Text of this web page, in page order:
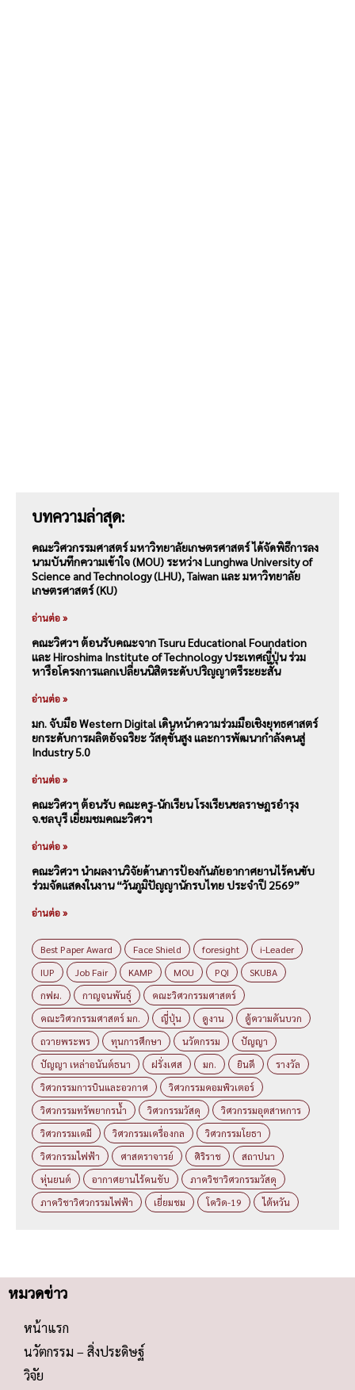
บทความล่าสุด:
คณะวิศวกรรมศาสตร์ มหาวิทยาลัยเกษตรศาสตร์ ได้จัดพิธีการลง
นามบันทึกความเข้าใจ (MOU) ระหว่าง Lunghwa University of
Science and Technology (LHU), Taiwan และ มหาวิทยาลัย
เกษตรศาสตร์ (KU)
อ่านต่อ »
คณะวิศวฯ ต้อนรับคณะจาก Tsuru Educational Foundation
และ Hiroshima Institute of Technology ประเทศญี่ปุ่น ร่วม
หารือโครงการแลกเปลี่ยนนิสิตระดับปริญญาตรีระยะสั้น
อ่านต่อ »
มก. จับมือ Western Digital เดินหน้าความร่วมมือเชิงยุทธศาสตร์
ยกระดับการผลิตอัจฉริยะ วัสดุขั้นสูง และการพัฒนากำลังคนสู่
Industry 5.0
อ่านต่อ »
คณะวิศวฯ ต้อนรับ คณะครู-นักเรียน โรงเรียนชลราษฎรอำรุง
จ.ชลบุรี เยี่ยมชมคณะวิศวฯ
อ่านต่อ »
คณะวิศวฯ นำผลงานวิจัยด้านการป้องกันภัยอากาศยานไร้คนขับ
ร่วมจัดแสดงในงาน “วันภูมิปัญญานักรบไทย ประจำปี 2569”
อ่านต่อ »
Best Paper Award Face Shield foresight
i-Leader
IUP
Job Fair KAMP MOU PQI
SKUBA
กฟผ.
กาญจนพันธุ์
คณะวิศวกรรมศาสตร์
คณะวิศวกรรมศาสตร์ มก.
ญี่ปุ่น ดูงาน
ตู้ความดันบวก
ถวายพระพร
ทุนการศึกษา นวัตกรรม
ปัญญา
ปัญญา เหล่าอนันต์ธนา
ฝรั่งเศส มก. ยินดี
รางวัล
วิศวกรรมการบินและอวกาศ
วิศวกรรมคอมพิวเตอร์
วิศวกรรมทรัพยากรน้ำ
วิศวกรรมวัสดุ
วิศวกรรมอุตสาหการ
วิศวกรรมเคมี
วิศวกรรมเครื่องกล
วิศวกรรมโยธา
วิศวกรรมไฟฟ้า
ศาสตราจารย์ ศิริราช
สถาปนา
หุ่นยนต์
อากาศยานไร้คนขับ
ภาควิชาวิศวกรรมวัสดุ
ภาควิชาวิศวกรรมไฟฟ้า
เยี่ยมชม โควิด-19 ไต้หวัน
หมวดข่าว
หน้าแรก
นวัตกรรม – สิ่งประดิษฐ์
วิจัย